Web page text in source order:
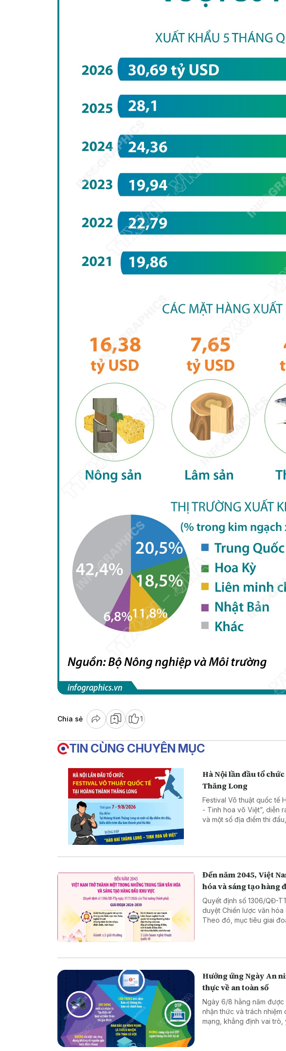
Chia sẻ 1
TIN CÙNG CHUYÊN MỤC
Hà Nội lần đầu tổ
Thăng Long
Festival Võ thuật quốc tế
- Tinh hoa võ Việt”, diễn
và một số địa điểm thi
khán giả trực tiếp, đồng
Đến năm 2045, Việt
hóa và sáng tạo hàng
Quyết định số 1306/QĐ-
duyệt Chiến lược văn hóa
Theo đó, mục tiêu giai
tập trung vào những lĩnh
Hưởng ứng Ngày An
thực về an toàn số
Ngày 6/8 hằng năm được
nhận thức và trách nhiệm
mạng, khẳng định vai trò,